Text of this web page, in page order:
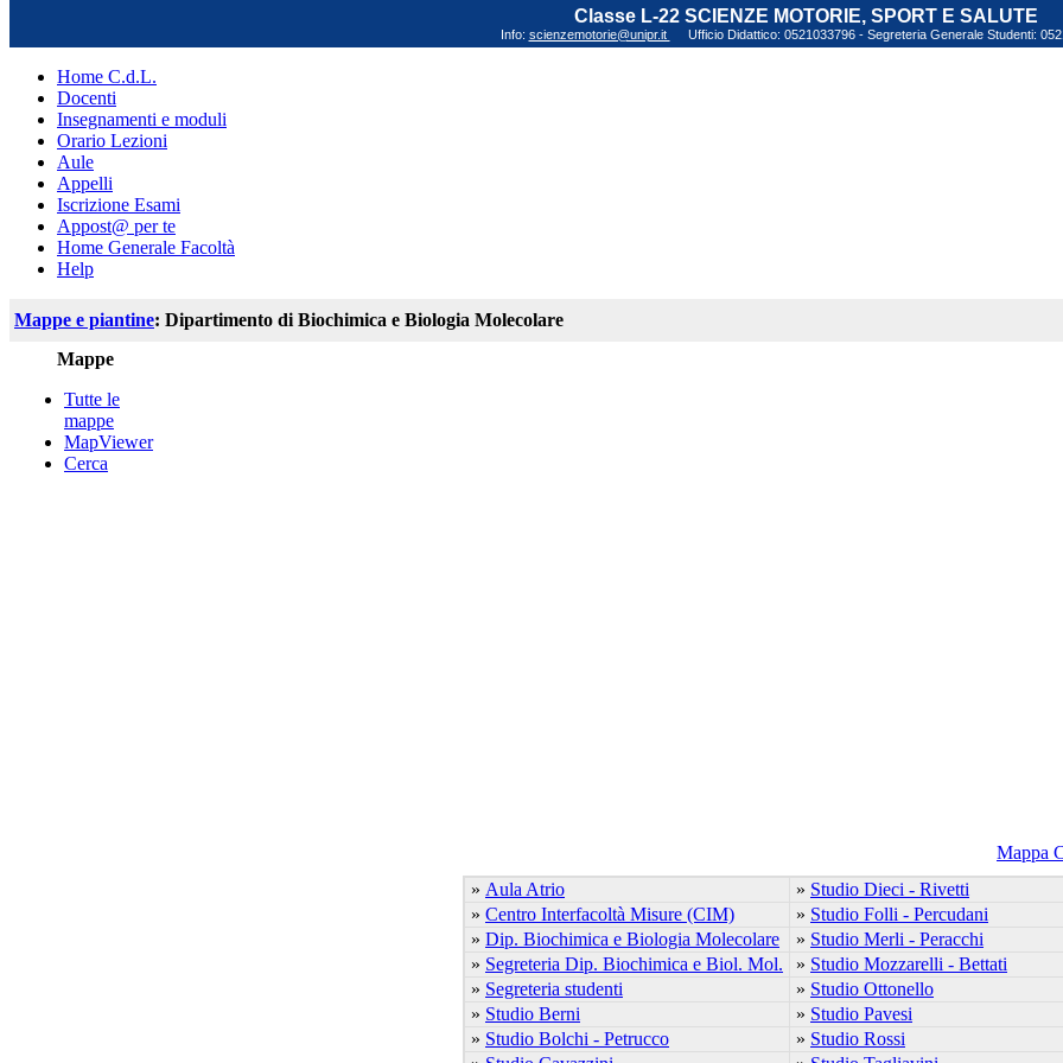
Classe L-22 SCIENZE MOTORIE, SPORT E SALUTE
Info: scienzemotorie@unipr.it Ufficio Didattico: 0521033796 - Segreteria Generale Studenti:
Home C.d.L.
Docenti
Insegnamenti e moduli
Orario Lezioni
Aule
Appelli
Iscrizione Esami
Appost@ per te
Home Generale Facoltà
Help
Mappe e piantine: Dipartimento di Biochimica e Biologia Molecolare
Mappe
Tutte le
mappe
MapViewer
Cerca
Mappa
» Aula Atrio » Studio Dieci - Rivetti
» Centro Interfacoltà Misure (CIM) » Studio Folli - Percudani
» Dip. Biochimica e Biologia Molecolare » Studio Merli - Peracchi
» Segreteria Dip. Biochimica e Biol. Mol. » Studio Mozzarelli - Bettati
» Segreteria studenti » Studio Ottonello
» Studio Berni » Studio Pavesi
» Studio Bolchi - Petrucco » Studio Rossi